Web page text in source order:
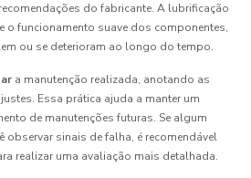
do fabricante. A lubrificação
o funcionamento suave dos componentes,
ou se deterioram ao longo do tempo.
a manutenção realizada, anotando as
Essa prática ajuda a manter um
de manutenções futuras. Se algum
observar sinais de falha, é recomendável
realizar uma avaliação mais detalhada.